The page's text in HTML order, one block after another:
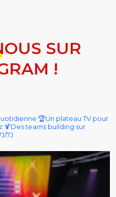
SUR
!
🏆Un plateau TV pour
🍹Des teams building sur
7J